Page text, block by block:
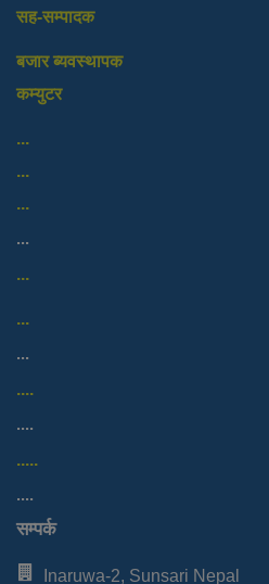
सह-सम्पादक
बजार ब्यवस्थापक
कम्युटर
...
...
...
...
...
...
...
....
....
.....
....
सम्पर्क
Inaruwa-2, Sunsari Nepal